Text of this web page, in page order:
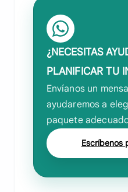
¿NECESITAS
PLANIFICAR TU
Envíanos un
ayudaremos a
paquete
Escríbenos